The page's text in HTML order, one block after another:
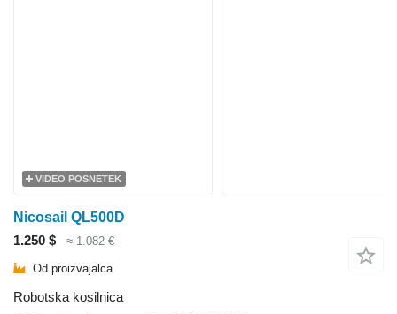
VIDEO POSNETEK
Nicosail QL500D
1.250 $
≈ 1.082 €
Od proizvajalca
Robotska kosilnica